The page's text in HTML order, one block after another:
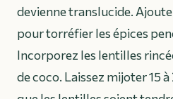
devienne translucide.
pour torréfier les épices
Incorporez les lentilles
de coco. Laissez mijoter 15